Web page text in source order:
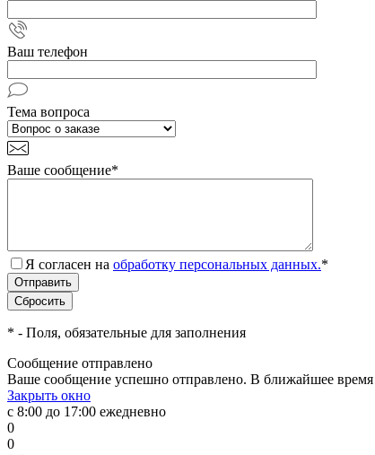
Ваш телефон
Тема вопроса
Ваше сообщение*
Я согласен на обработку персональных данных.*
* - Поля, обязательные для заполнения
Сообщение отправлено
Ваше сообщение успешно отправлено. В ближайшее
Закрыть окно
с 8:00 до 17:00 ежедневно
0
0